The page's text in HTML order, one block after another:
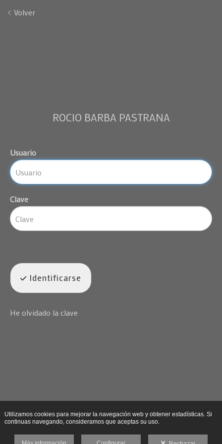
Volver
ROCIO BARBA PASTRANA
Usuario
Clave
Identificarse
He olvidado la clave
Utilizamos cookies para mejorar la navegación web y obtener estadísticas. Si
continuas navegando, consideramos que aceptas su uso.